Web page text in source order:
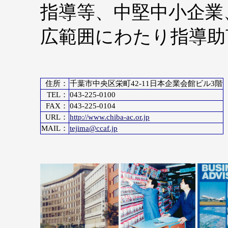
指導等、中堅中小企
広範囲にわたり指導
住所： 千葉市中央区栄町42-11日本企業会館ビル3階
TEL： 043-225-0100
FAX： 043-225-0104
URL： http://www.chiba-ac.or.jp
MAIL： tejima@ccaf.jp